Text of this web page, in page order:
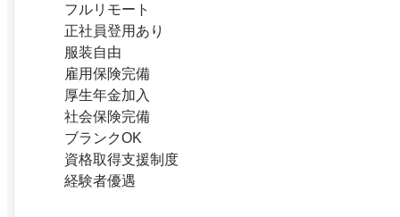
フルリモート
正社員登用あり
服装自由
雇用保険完備
厚生年金加入
社会保険完備
ブランクOK
資格取得支援制度
経験者優遇